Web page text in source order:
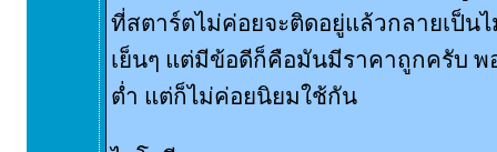
ที่สตาร์ตไม่ค่อยจะติดอยู่แล้วกลายเป็น
เย็นๆ แต่มีข้อดีก็คือมันมีราคาถูกครับ พ
ต่ำ แต่ก็ไม่ค่อยนิยมใช้กัน